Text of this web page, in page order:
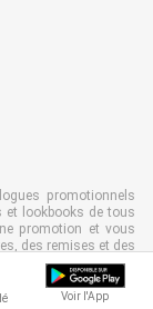
Voir l'App
promotionnels
et lookbooks de tous
promotion et vous
des remises et des
trouver toutes les
ou déstockages
premier à afficher les